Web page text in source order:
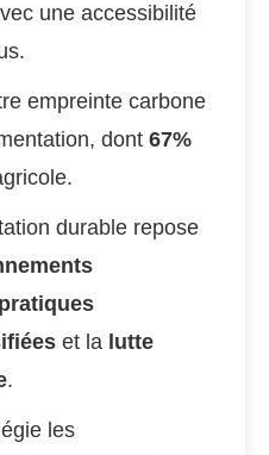
une accessibilité
empreinte carbone
dont 67%
durable repose
pratiques
et la lutte
.
les